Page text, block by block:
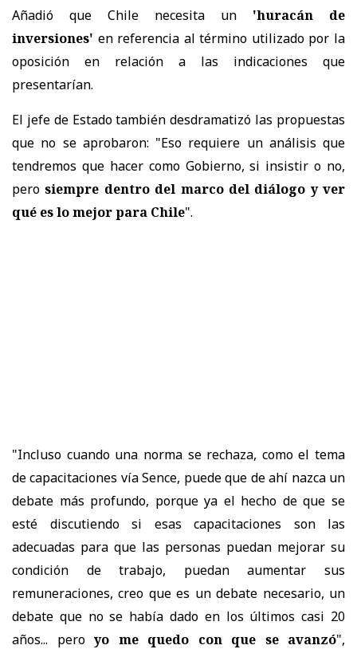
Añadió que Chile necesita un 'huracán de
inversiones' en referencia al término utilizado por la
oposición en relación a las indicaciones que
presentarían.
El jefe de Estado también desdramatizó las propuestas
que no se aprobaron: "Eso requiere un análisis que
tendremos que hacer como Gobierno, si insistir o no,
perosiempre dentro del marco del diálogo y ver
qué es lo mejor para Chile".
"Incluso cuando una norma se rechaza, como el tema
de capacitaciones vía Sence, puede que de ahí nazca un
debate más profundo, porque ya el hecho de que se
esté discutiendo si esas capacitaciones son las
adecuadas para que las personas puedan mejorar su
condición de trabajo, puedan aumentar sus
remuneraciones, creo que es un debate necesario, un
debate que no se había dado en los últimos casi 20
años... pero yo me quedo con que se avanzó",